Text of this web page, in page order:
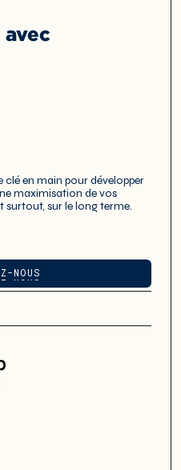
clé en main pour développer
maximisation de vos
surtout, sur le long terme.
NOUS
NOUS